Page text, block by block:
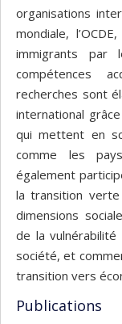
organisations
mondiale,
immigrants par
compétences
recherches sont
international
qui mettent en
comme les
également
la transition verte
dimensions
de la
société, et
transition vers
Publications